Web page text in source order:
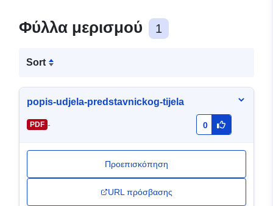
Φύλλα μερισμού 1
Sort
popis-udjela-predstavnickog-tijela
PDF - 0
Προεπισκόπηση
URL πρόσβασης